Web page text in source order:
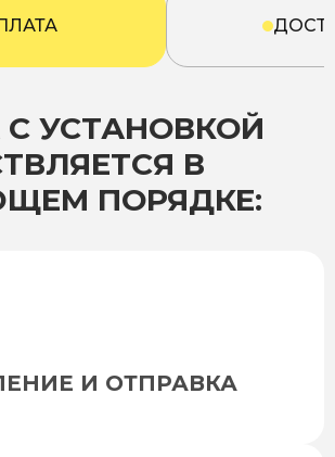
УСТАНОВКОЙ
В
ПОРЯДКЕ:
И ОТПРАВКА